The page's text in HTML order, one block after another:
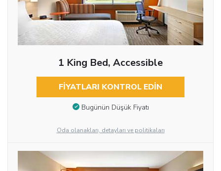
1 King Bed, Accessible
FIYATLARI KONTROL EDIN
Bugünün Düşük Fiyatı
Oda olanakları, detayları ve politikaları